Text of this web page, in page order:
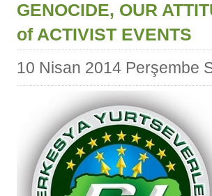
GENOCIDE, OUR
of ACTIVIST EVENTS
10 Nisan 2014 Perşembe